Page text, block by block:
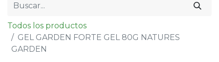
Todos los productos
GEL GARDEN FORTE GEL 80G NATURES
GARDEN